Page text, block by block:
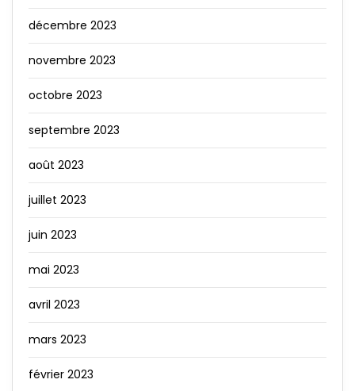
décembre 2023
novembre 2023
octobre 2023
septembre 2023
août 2023
juillet 2023
juin 2023
mai 2023
avril 2023
mars 2023
février 2023